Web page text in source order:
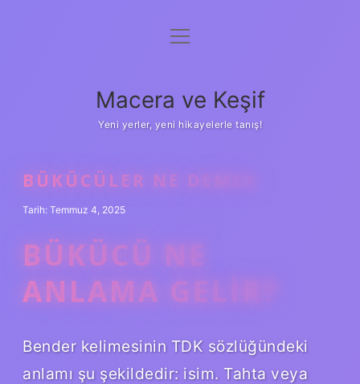
Anasayfa
Yasal Uyarı
menüyü
Macera ve Keşif
Yeni yerler, yeni hikayelerle tanış!
BÜKÜCÜLER NE DEMEK
Tarih: Temmuz 4, 2025
BÜKÜCÜ NE
ANLAMA GELIR?
Bender kelimesinin TDK sözlüğündeki
anlamı şu şekildedir: isim. Tahta veya